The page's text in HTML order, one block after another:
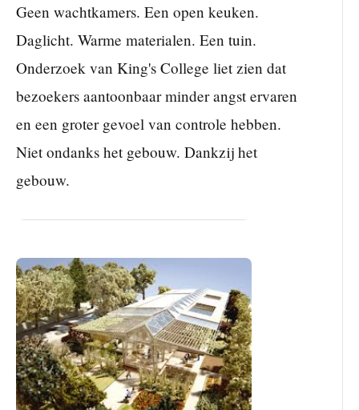
Geen wachtkamers. Een open keuken.
Daglicht. Warme materialen. Een tuin.
Onderzoek van King's College liet zien dat
bezoekers aantoonbaar minder angst ervaren
en een groter gevoel van controle hebben.
Niet ondanks het gebouw. Dankzij het
gebouw.